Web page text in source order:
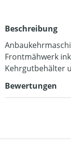
Beschreibung
Frontmähwerk
Kehrgutbehälter
Bewertungen